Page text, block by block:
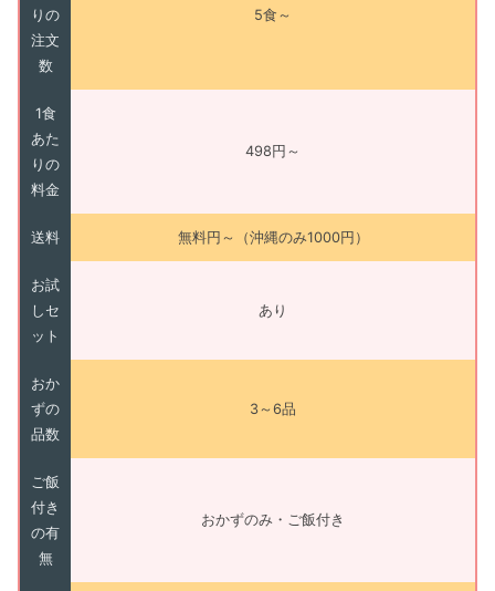
りの
注文
数
5食～
1食
あた
りの
料金
498円～
送料 無料円～（沖縄のみ1000円）
お試
しセ
ット
あり
おか
ずの
品数
3～6品
ご飯
付き
の有
無
おかずのみ・ご飯付き